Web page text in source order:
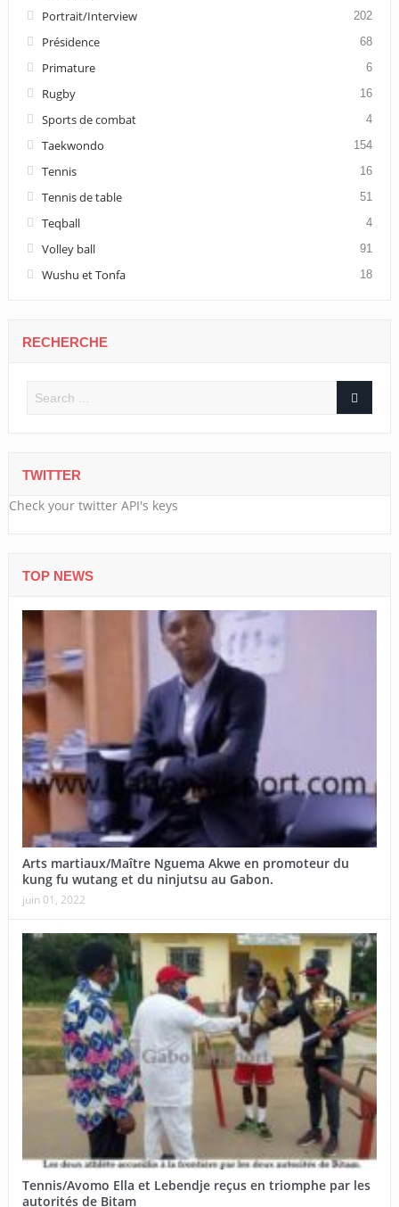
Portrait/Interview 202
Présidence 68
Primature 6
Rugby 16
Sports de combat 4
Taekwondo 154
Tennis 16
Tennis de table 51
Teqball 4
Volley ball 91
Wushu et Tonfa 18
RECHERCHE
TWITTER
Check your twitter API's keys
TOP NEWS
Arts martiaux/Maître Nguema Akwe en promoteur du
kung fu wutang et du ninjutsu au Gabon.
juin 01, 2022
Tennis/Avomo Ella et Lebendje reçus en triomphe par les
autorités de Bitam